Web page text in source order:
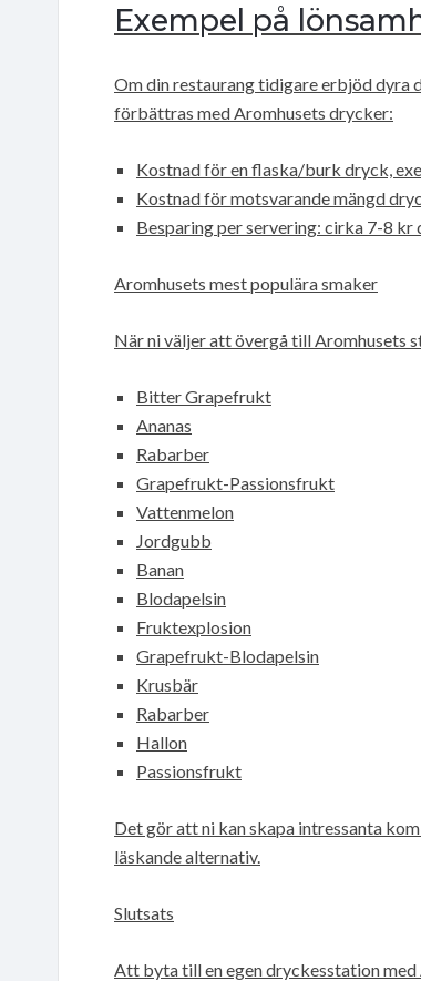
Exempel på
Om din restaurang tidigare erbjöd dyra
förbättras med Aromhusets drycker:
Kostnad för en flaska/burk dryck,
Kostnad för motsvarande mängd
Besparing per servering: cirka 7-8
Aromhusets mest populära smaker
När ni väljer att övergå till Aromhusets
Bitter Grapefrukt
Ananas
Rabarber
Grapefrukt-Passionsfrukt
Vattenmelon
Jordgubb
Banan
Blodapelsin
Fruktexplosion
Grapefrukt-Blodapelsin
Krusbär
Rabarber
Hallon
Passionsfrukt
Det gör att ni kan skapa intressanta
läskande alternativ.
Slutsats
Att byta till en egen dryckesstation